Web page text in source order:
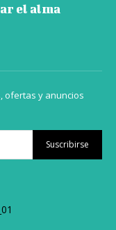
el alma
ofertas y anuncios
Suscribirse